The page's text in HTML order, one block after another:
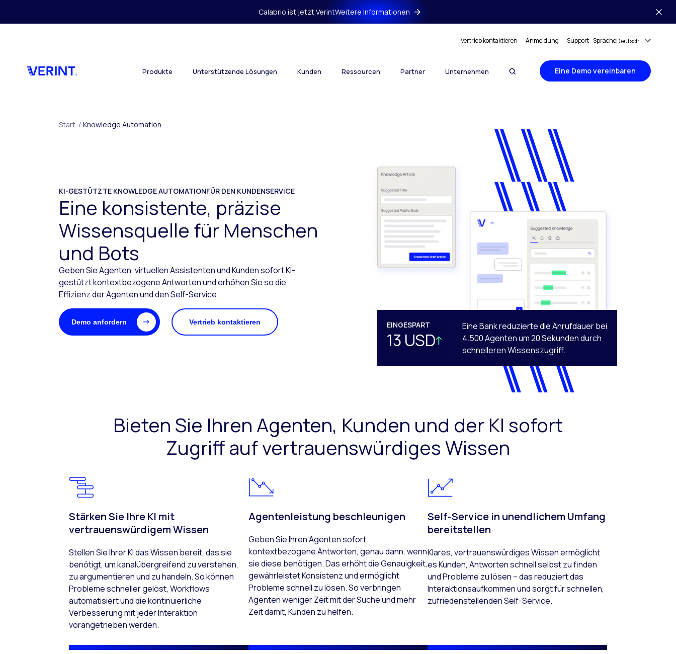
Calabrio ist jetzt VerintWeitere Informationen
Vertrieb kontaktieren Anmeldung Support SpracheDeutsch
Produkte Unterstützende Lösungen Kunden Ressourcen Partner Unternehmen Eine Demo vereinbaren
Start / Knowledge Automation
KI-GESTÜTZTE KNOWLEDGE AUTOMATIONFÜR DEN KUNDENSERVICE
Eine konsistente, präzise
Wissensquelle für Menschen
und Bots
Geben Sie Agenten, virtuellen Assistenten und Kunden sofort KI-
gestützt kontextbezogene Antworten und erhöhen Sie so die
Effizienz der Agenten und den Self-Service.
Demo anfordern Vertrieb kontaktieren EINGESPART
13 USD
Eine Bank reduzierte die Anrufdauer bei
4.500 Agenten um 20 Sekunden durch
schnelleren Wissenszugriff.
Bieten Sie Ihren Agenten, Kunden und der KI sofort
Zugriff auf vertrauenswürdiges Wissen
Stärken Sie Ihre KI mit
vertrauenswürdigem Wissen
Stellen Sie Ihrer KI das Wissen bereit, das sie
benötigt, um kanalübergreifend zu verstehen,
zu argumentieren und zu handeln. So können
Probleme schneller gelöst, Workflows
automatisiert und die kontinuierliche
Verbesserung mit jeder Interaktion
vorangetrieben werden.
Agentenleistung beschleunigen
Geben Sie Ihren Agenten sofort
kontextbezogene Antworten, genau dann, wenn
sie diese benötigen. Das erhöht die Genauigkeit,
gewährleistet Konsistenz und ermöglicht
Probleme schnell zu lösen. So verbringen
Agenten weniger Zeit mit der Suche und mehr
Zeit damit, Kunden zu helfen.
Self-Service in unendlichem Umfang
bereitstellen
Klares, vertrauenswürdiges Wissen ermöglicht
es Kunden, Antworten schnell selbst zu finden
und Probleme zu lösen – das reduziert das
Interaktionsaufkommen und sorgt für schnellen,
zufriedenstellenden Self-Service.